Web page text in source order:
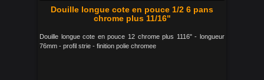
Douille longue cote en pouce 1/2 6 pans
chrome plus 11/16"
Douille longue cote en pouce 12 chrome plus 1116" - longueur
76mm - profil strie - finition polie chromee